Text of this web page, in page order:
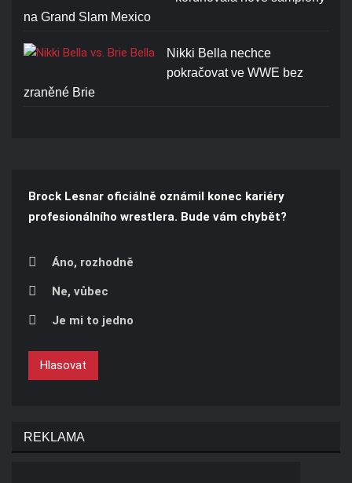
na Grand Slam Mexico
Nikki Bella nechce
pokračovat ve WWE bez
zraněné Brie
Brock Lesnar oficiálně oznámil konec kariéry
profesionálního wrestlera. Bude vám chybět?
Áno, rozhodně
Ne, vůbec
Je mi to jedno
Hlasovat
REKLAMA